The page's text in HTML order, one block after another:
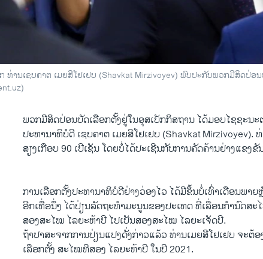
ທ່ານເຊບຄາຕ ເມຍສີໂຢເຢບ (Shavkat Mirzivoyev) ພົບປະກັບພວກມີສິດປ່
ພວກມີສິດປ່ອນບັດເລືອກຕັ້ງຢູ່ໃນອຸສເບັກກິສຖານ ໄດ້ມອບໄຊຊະນ
ປະທານາທິບໍດີ ເຊບຄາຕ ເມຍສີໂຢເຢບ (Shavkat
ສຽງເກືອບ 90 ເປີເຊັນ ໂດຍບໍ່ໄດ້ປະເຊີນກັບການຄັດຄ້ານຢ່າງແຂງຂັ
ການເລືອກຕັ້ງປະທານາທິບໍດີຢ່າງວ່ອງໄວ ໄດ້ມີຂຶ້ນບໍ່ເທົ່າເດືອນພາ
ອີກເທື່ອນຶ່ງ ໄດ້ປ່ຽນລັດຖະທຳມະນູນຂອງປະເທດ ທີ່ເລື່ອນກຳນົດສ
ສອງສະໄໝ ໄລຍະຫ້າປີ ໄປເປັນສອງສະໄໝ ໄລຍະເຈັດປີ.
ຖ້າປາສະຈາກການປ່ຽນແປງດັ່ງກ່າວແລ້ວ ທ່ານເມຍສີໂຢເຢບ ຈະຕ້
ເລືອກຕັ້ງ ສະໄໝທີສອງ ໄລຍະຫ້າປີ ໃນປີ 2021.